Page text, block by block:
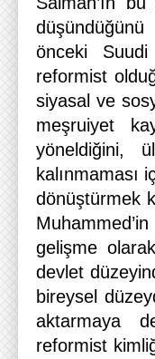
önceki
reformist
siyasal ve
meşruiyet
yöneldiğini,
kalınmaması
dönüştürmek
gelişme
devlet
bireysel
aktarmaya
reformist